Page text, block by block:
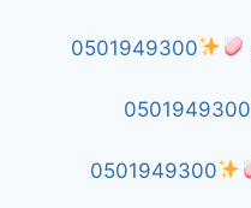
0501949300
0501949300
0501949300